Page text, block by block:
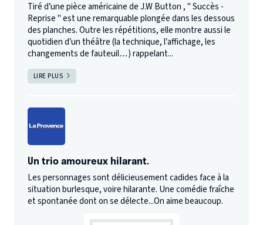
Tiré d’une pièce américaine de J.W Button , " Succès -
Reprise " est une remarquable plongée dans les dessous
des planches. Outre les répétitions, elle montre aussi le
quotidien d’un théâtre (la technique, l’affichage, les
changements de fauteuil…) rappelant...
LIRE PLUS
Un trio amoureux hilarant.
Les personnages sont délicieusement cadides face à la
situation burlesque, voire hilarante. Une comédie fraîche
et spontanée dont on se délecte...On aime beaucoup.